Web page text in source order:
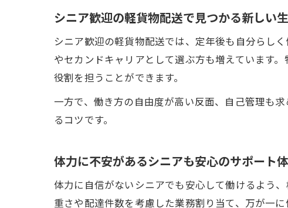
シニア歓迎の軽貨物配送で見つかる新しい
シニア歓迎の軽貨物配送では、定年後も自分らし
やセカンドキャリアとして選ぶ方も増えています
役割を担うことができます。
一方で、働き方の自由度が高い反面、自己管理も
るコツです。
体力に不安があるシニアも安心のサポート
体力に自信がないシニアでも安心して働けるよう
重さや配達件数を考慮した業務割り当て、万が一